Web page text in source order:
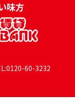
味方
60-3232